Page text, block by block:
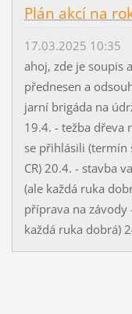
Plán akcí na
17.03.2025 10:35
ahoj, zde je soupis
přednesen a
jarní brigáda na
19.4. - težba dřeva
se přihlásili (termín
CR) 20.4. - stavba
(ale každá ruka
příprava na závody
každá ruka dobrá)